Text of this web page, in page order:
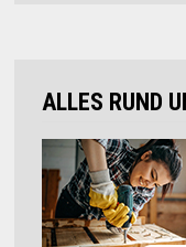
ALLES RUND